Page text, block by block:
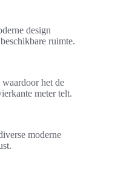
design
ruimte.
het de
meter telt.
moderne